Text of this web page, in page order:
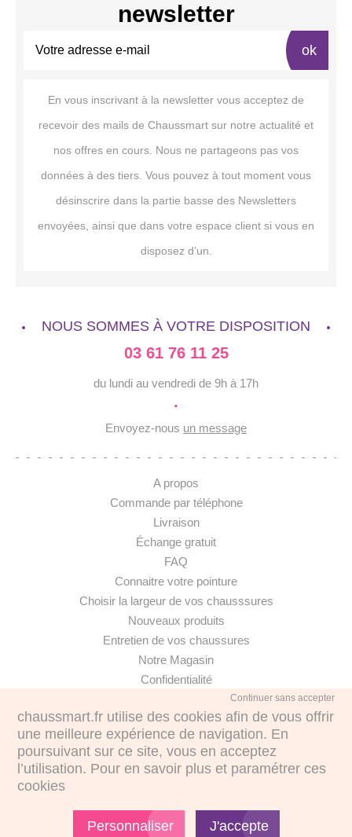
newsletter
ok
En vous inscrivant à la newsletter vous acceptez de
recevoir des mails de Chaussmart sur notre actualité et
nos offres en cours. Nous ne partageons pas vos
données à des tiers. Vous pouvez à tout moment vous
désinscrire dans la partie basse des Newsletters
envoyées, ainsi que dans votre espace client si vous en
disposez d’un.
chaussmart.fr utilise des cookies afin de vous offrir
une meilleure expérience de navigation. En
poursuivant sur ce site, vous en acceptez
l’utilisation. Pour en savoir plus et paramétrer ces
cookies
Personnaliser J'accepte
Continuer sans accepter
NOUS SOMMES À VOTRE DISPOSITION
03 61 76 11 25
du lundi au vendredi de 9h à 17h
·
Envoyez-nous un message
A propos
Commande par téléphone
Livraison
Échange gratuit
FAQ
Connaitre votre pointure
Choisir la largeur de vos chausssures
Nouveaux produits
Entretien de vos chaussures
Notre Magasin
Confidentialité
·